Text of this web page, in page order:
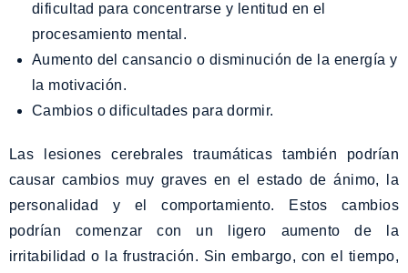
dificultad para concentrarse y lentitud en el
procesamiento mental.
Aumento del cansancio o disminución de la energía y
la motivación.
Cambios o dificultades para dormir.
Las lesiones cerebrales traumáticas también podrían
causar cambios muy graves en el estado de ánimo, la
personalidad y el comportamiento. Estos cambios
podrían comenzar con un ligero aumento de la
irritabilidad o la frustración. Sin embargo, con el tiempo,